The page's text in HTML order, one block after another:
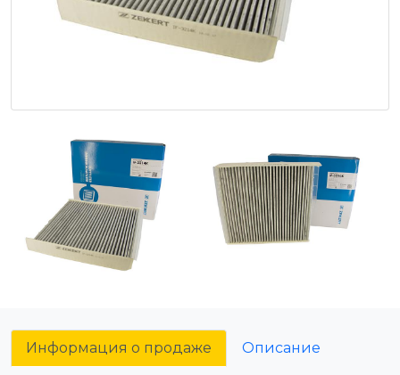
Информация о продаже Описание